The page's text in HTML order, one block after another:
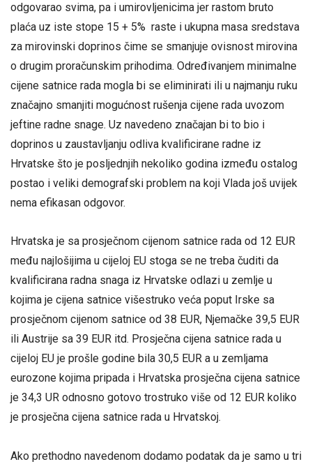
odgovarao svima, pa i umirovljenicima jer rastom bruto
plaća uz iste stope 15 + 5% raste i ukupna masa sredstava
za mirovinski doprinos čime se smanjuje ovisnost mirovina
o drugim proračunskim prihodima. Određivanjem minimalne
cijene satnice rada mogla bi se eliminirati ili u najmanju ruku
značajno smanjiti mogućnost rušenja cijene rada uvozom
jeftine radne snage. Uz navedeno značajan bi to bio i
doprinos u zaustavljanju odliva kvalificirane radne iz
Hrvatske što je posljednjih nekoliko godina između ostalog
postao i veliki demografski problem na koji Vlada još uvijek
nema efikasan odgovor.
Hrvatska je sa prosječnom cijenom satnice rada od 12 EUR
među najlošijima u cijeloj EU stoga se ne treba čuditi da
kvalificirana radna snaga iz Hrvatske odlazi u zemlje u
kojima je cijena satnice višestruko veća poput Irske sa
prosječnom cijenom satnice od 38 EUR, Njemačke 39,5 EUR
ili Austrije sa 39 EUR itd. Prosječna cijena satnice rada u
cijeloj EU je prošle godine bila 30,5 EUR a u zemljama
eurozone kojima pripada i Hrvatska prosječna cijena satnice
je 34,3 UR odnosno gotovo trostruko više od 12 EUR koliko
je prosječna cijena satnice rada u Hrvatskoj.
Ako prethodno navedenom dodamo podatak da je samo u tri